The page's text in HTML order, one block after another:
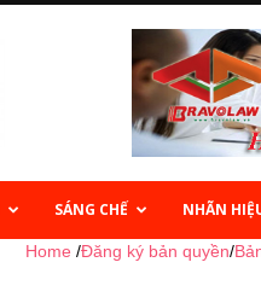
SÁNG CHẾ NHÃN
Home /Đăng ký bản quyền/